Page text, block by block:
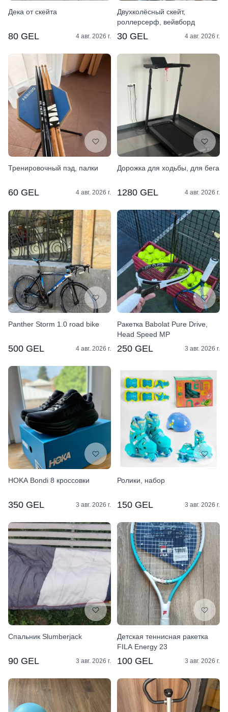
Дека от скейта
80 GEL 4 авг. 2026 г.
Двухколёсный скейт,
роллерсерф, вейвборд
30 GEL 4 авг. 2026 г.
Тренировочный пэд, палки
60 GEL 4 авг. 2026 г.
Дорожка для ходьбы, для бега
1280 GEL 4 авг. 2026 г.
Panther Storm 1.0 road bike
500 GEL 4 авг. 2026 г.
Ракетка Babolat Pure Drive,
Head Speed MP
250 GEL 3 авг. 2026 г.
HOKA Bondi 8 кроссовки
350 GEL 3 авг. 2026 г.
Ролики, набор
150 GEL 3 авг. 2026 г.
Спальник Slumberjack
90 GEL 3 авг. 2026 г.
Детская теннисная ракетка
FILA Energy 23
100 GEL 3 авг. 2026 г.